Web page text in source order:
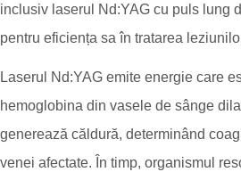
inclusiv laserul Nd:YAG cu puls lung
pentru eficiența sa în tratarea
Laserul Nd:YAG emite energie care
hemoglobina din vasele de sânge
generează căldură, determinând
venei afectate. În timp, organismul